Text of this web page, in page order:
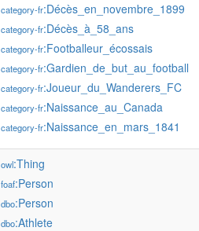
category-fr:Décès_en_novembre_1899
category-fr:Décès_à_58_ans
category-fr:Footballeur_écossais
category-fr:Gardien_de_but_au_football
category-fr:Joueur_du_Wanderers_FC
category-fr:Naissance_au_Canada
category-fr:Naissance_en_mars_1841
owl:Thing
foaf:Person
dbo:Person
dbo:Athlete